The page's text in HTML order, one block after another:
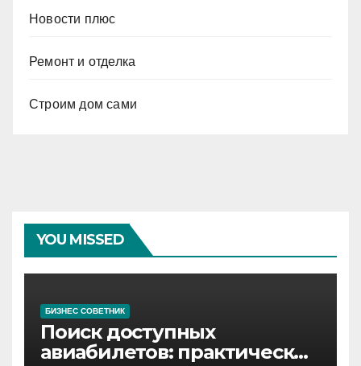
Новости плюс
Ремонт и отделка
Строим дом сами
YOU MISSED
БИЗНЕС СОВЕТНИК
Поиск доступных
авиабилетов: практические